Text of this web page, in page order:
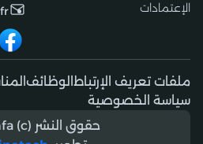
الإعتمادات
ملفات تعريف الإرتباط الوظائف
سياسة الخصوصية
حقوق النشر (c) 2025 lnfa.